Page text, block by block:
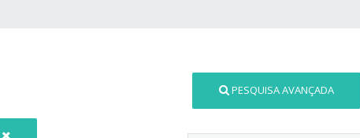
PESQUISA AVANÇADA